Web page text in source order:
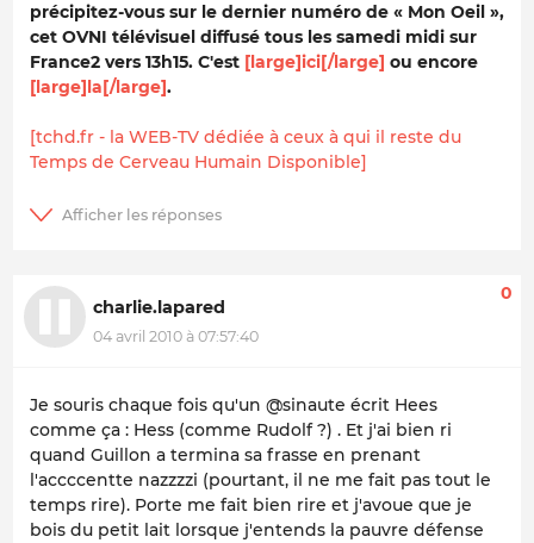
précipitez-vous sur le dernier numéro de « Mon Oeil »,
cet OVNI télévisuel diffusé tous les samedi midi sur
France2 vers 13h15. C'est [large]ici[/large] ou encore
[large]la[/large].
[tchd.fr - la WEB-TV dédiée à ceux à qui il reste du
Temps de Cerveau Humain Disponible]
charlie.lapared
04 avril 2010 à 07:57:40
0
Je souris chaque fois qu'un @sinaute écrit Hees
comme ça : Hess (comme Rudolf ?) . Et j'ai bien ri
quand Guillon a termina sa frasse en prenant
l'accccentte nazzzzi (pourtant, il ne me fait pas tout le
temps rire). Porte me fait bien rire et j'avoue que je
bois du petit lait lorsque j'entends la pauvre défense